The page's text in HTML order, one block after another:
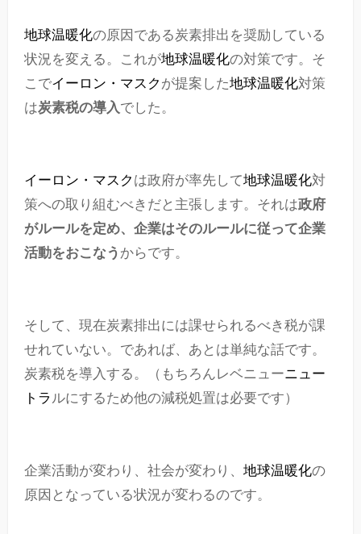
地球温暖化の原因である炭素排出を奨励している
状況を変える。これが地球温暖化の対策です。そ
こでイーロン・マスク が提案した地球温暖化対策
は炭素税の導入でした。
イーロン・マスク は政府が率先して地球温暖化対
策への取り組むべきだと主張します。それは政府
がルールを定め、企業はそのルールに従って企業
活動をおこなう からです。
そして、現在炭素排出には課せられるべき税が課
せれていない。であれば、あとは単純な話です。
炭素税を導入する。（もちろんレベニューニュー
トラ ルにするため他の減税処置は必要です）
企業活動が変わり、社会が変わり、 地球温暖化の
原因となっている状況が変わるのです。